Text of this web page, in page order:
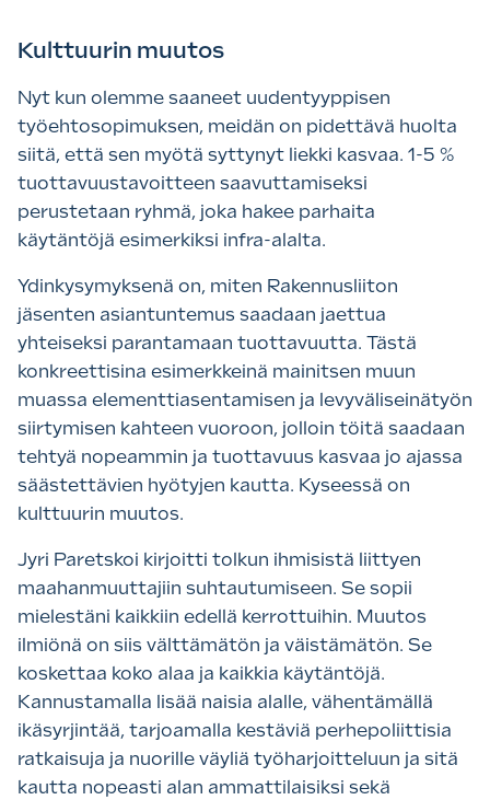
Kulttuurin muutos
Nyt kun olemme saaneet uudentyyppisen
työehtosopimuksen, meidän on pidettävä huolta
siitä, että sen myötä syttynyt liekki kasvaa. 1-5 %
tuottavuustavoitteen saavuttamiseksi
perustetaan ryhmä, joka hakee parhaita
käytäntöjä esimerkiksi infra-alalta.
Ydinkysymyksenä on, miten Rakennusliiton
jäsenten asiantuntemus saadaan jaettua
yhteiseksi parantamaan tuottavuutta. Tästä
konkreettisina esimerkkeinä mainitsen muun
muassa elementtiasentamisen ja levyväliseinätyön
siirtymisen kahteen vuoroon, jolloin töitä saadaan
tehtyä nopeammin ja tuottavuus kasvaa jo ajassa
säästettävien hyötyjen kautta. Kyseessä on
kulttuurin muutos.
Jyri Paretskoi kirjoitti tolkun ihmisistä liittyen
maahanmuuttajiin suhtautumiseen. Se sopii
mielestäni kaikkiin edellä kerrottuihin. Muutos
ilmiönä on siis välttämätön ja väistämätön. Se
koskettaa koko alaa ja kaikkia käytäntöjä.
Kannustamalla lisää naisia alalle, vähentämällä
ikäsyrjintää, tarjoamalla kestäviä perhepoliittisia
ratkaisuja ja nuorille väyliä työharjoitteluun ja sitä
kautta nopeasti alan ammattilaisiksi sekä